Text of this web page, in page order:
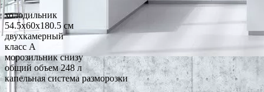
холодильник
54.5x60x180.5 см
двухкамерный
класс A
морозильник снизу
общий объем 248 л
капельная система разморозки